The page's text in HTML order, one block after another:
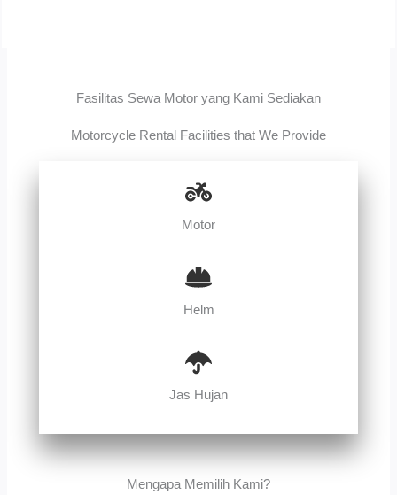
Fasilitas Sewa Motor yang Kami Sediakan
Motorcycle Rental Facilities that We Provide
Motor
Helm
Jas Hujan
Mengapa Memilih Kami?